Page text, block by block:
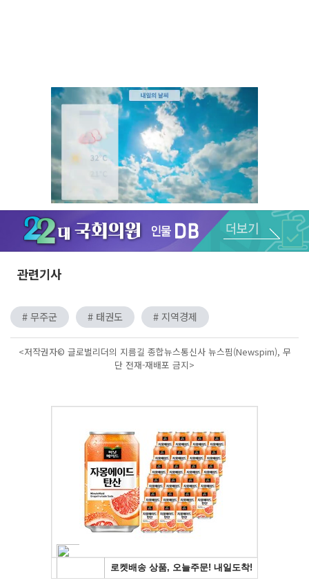
Unmute
관련기사
# 무주군 # 태권도 # 지역경제
<저작권자© 글로벌리더의 지름길 종합뉴스통신사 뉴스핌(Newspim), 무
단 전재-재배포 금지>